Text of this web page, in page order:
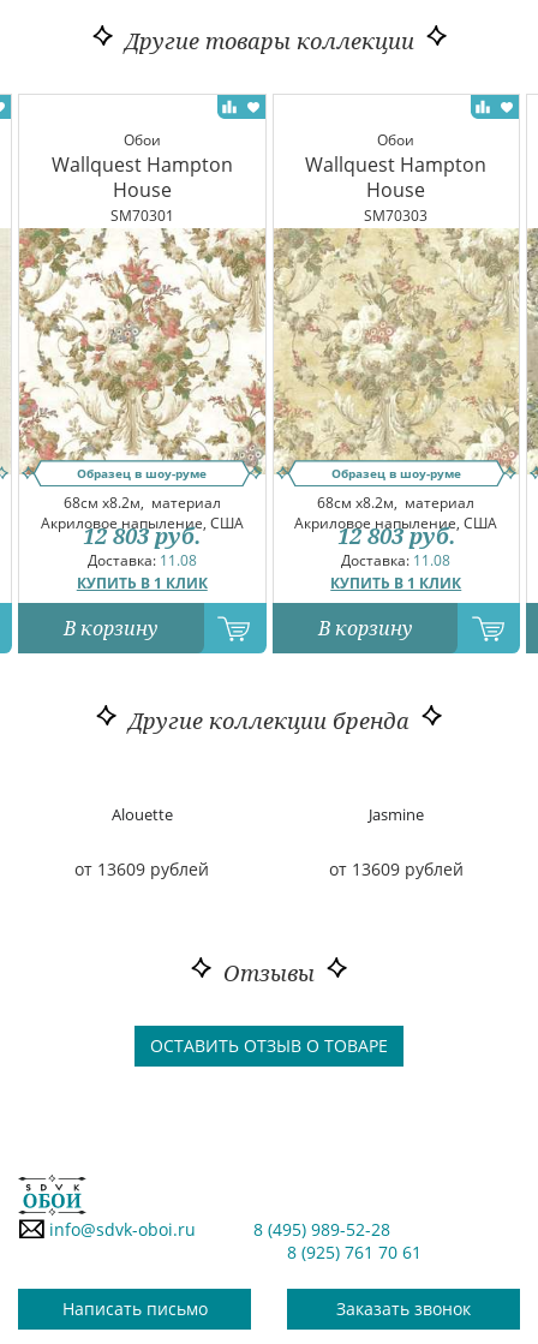
Другие товары коллекции
Обои
Wallquest Hampton
House
SM70301
Образец в шоу-руме
68см x8.2м, материал
Акриловое напыление, США
Доставка: 11.08
КУПИТЬ В 1 КЛИК
12 803 руб.
В корзину
Обои
Wallquest Hampton
House
SM70303
Образец в шоу-руме
68см x8.2м, материал
Акриловое напыление, США
Доставка: 11.08
КУПИТЬ В 1 КЛИК
12 803 руб.
В корзину
Другие коллекции бренда
Alouette
от 13609 рублей
Jasmine
от 13609 рублей
Отзывы
ОСТАВИТЬ ОТЗЫВ О ТОВАРЕ
info@sdvk-oboi.ru
8 (495) 989-52-28
8 (925) 761 70 61
Написать письмо Заказать звонок